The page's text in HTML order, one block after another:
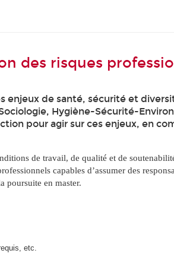
des risques
de santé, sécurité et
Hygiène-Sécurité-
pour agir sur ces enjeux, en
de travail, de qualité et de
capables d’assumer des
poursuite en master.
etc.